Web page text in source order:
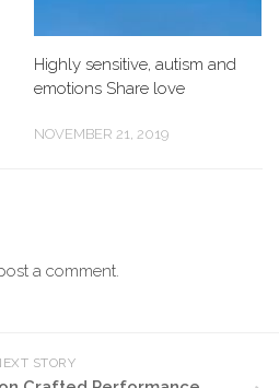
Highly sensitive, autism and
emotions Share love
NOVEMBER 21, 2019
a comment.
STORY